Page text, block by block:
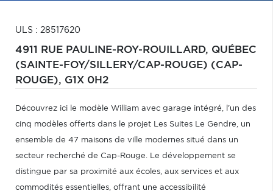
ULS : 28517620
4911 RUE PAULINE-ROY-ROUILLARD, QUÉBEC
(SAINTE-FOY/SILLERY/CAP-ROUGE) (CAP-
ROUGE), G1X 0H2
Découvrez ici le modèle William avec garage intégré, l'un des
cinq modèles offerts dans le projet Les Suites Le Gendre, un
ensemble de 47 maisons de ville modernes situé dans un
secteur recherché de Cap-Rouge. Le développement se
distingue par sa proximité aux écoles, aux services et aux
commodités essentielles, offrant une accessibilité